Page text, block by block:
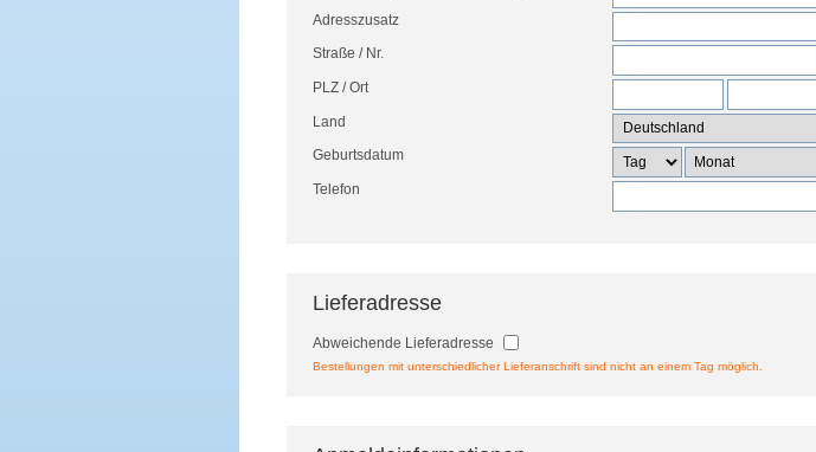
Adresszusatz
Straße / Nr.
PLZ/Ort
Land
Geburtsdatum
Telefon
Lieferadresse
Abweichende Lieferadresse
Bestellungen mit unterschiedlicher Lieferanschrift sind nicht an einem Tag möglich.